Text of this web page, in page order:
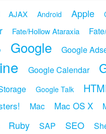
AJAX Android Apple
Fate/Hollow Ataraxia
Google Google
Google Calendar
Google Talk
Mac Mac OS X
Ruby SAP SEO